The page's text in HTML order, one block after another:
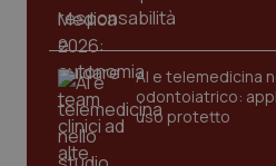
AI e telemedicina
odontoiatrico:
uso protetto